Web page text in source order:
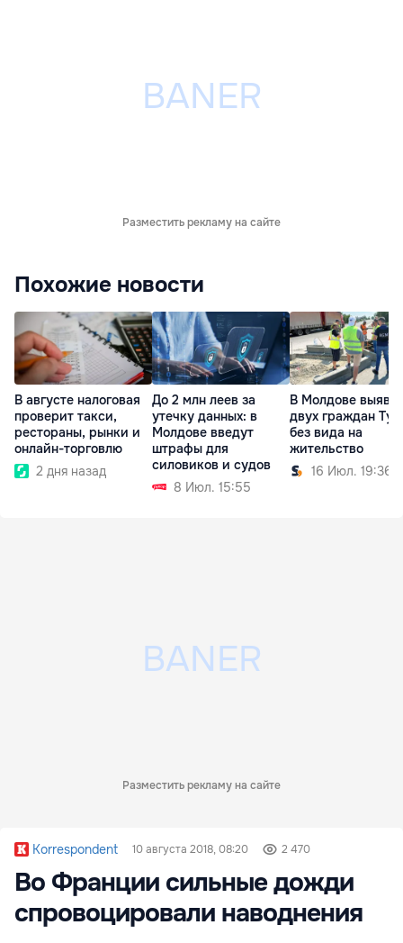
Разместить рекламу на сайте
Похожие новости
В августе налоговая
проверит такси,
рестораны, рынки и
онлайн-торговлю
2 дня назад
До 2 млн леев за
утечку данных: в
Молдове введут
штрафы для
силовиков и судов
8 Июл. 15:55
В Молдове
двух граждан
без вида на
жительство
16 Июл. 19:36
Разместить рекламу на сайте
Korrespondent 10 августа 2018, 08:20 2 470
Во Франции сильные дожди
спровоцировали наводнения